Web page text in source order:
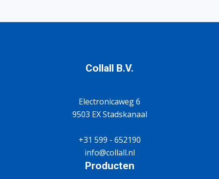
Collall B.V.
Electronicaweg 6
9503 EX Stadskanaal
+31 599 - 652190
info@collall.nl
Producten